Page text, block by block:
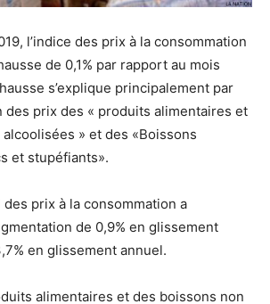
l’indice des prix à la consommation
de 0,1% par rapport au mois
s’explique principalement par
des prix des « produits alimentaires et
» et des «Boissons
et stupéfiants».
prix à la consommation a
de 0,9% en glissement
en glissement annuel.
alimentaires et des boissons non